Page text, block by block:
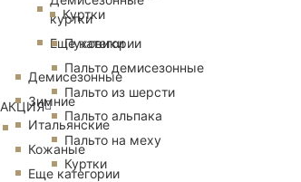
куртки
Еще категории
Демисезонные
Зимние
Итальянские
Кожаные
Еще категории
Куртки
АКЦИЯ
Пуховики
Пальто демисезонные
Пальто из шерсти
Пальто альпака
Пальто на меху
Куртки